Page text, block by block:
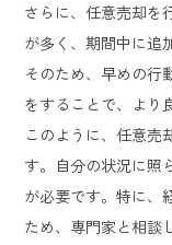
さらに、任意売却を
が多く、期間中に追
そのため、早めの行
をすることで、より
このように、任意売
す。自分の状況に照
が必要です。特に、
ため、専門家と相談